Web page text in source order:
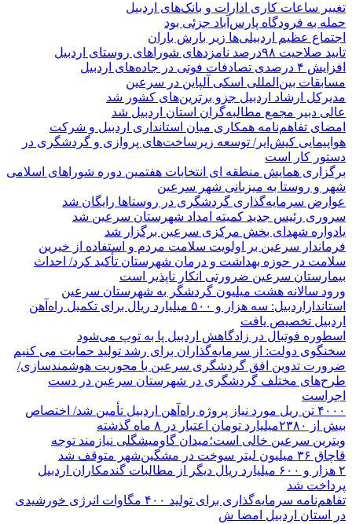
تغییر ساعات کاری ادارات و بانک‌های اردبیل
حمله به فرودگاه پارس‌‌آباد جزئی بود
اجتماع عظیم اردبیلی‌ها زیر بارش باران
تایید صلاحیت ۹۸درصد نامزدهای شوراهای روستای اردبیل
افزایش ۴ درصدی تصادفات فوتی در جاده‌های اردبیل
مسابقات بین‌المللی اسکی آلپاین در سرعین
مدیرکل ارشاد اردبیل جزو برترین‌های کشور شد
عالی دبیر مجمع مطالبه‌گران استان اردبیل شد
امضای تفاهم‌نامه همکاری میان استانداری اردبیل و شرکت
هواپیمایی کیش‌ایر/ توسعه زیرساخت‌های پروازی و گردشگری در
دستور کار است
برگزاری همایش منطقه ای انتخابات هفتمین دوره شوراهای اسلامی
شهر و روستا به میزبانی شهر سرعین
عوارض سرمایه‌گذاری گردشگری در روستاها رایگان شد
سروری رئیس جدید کمیته امداد شهرستان سرعین شد
یادواره شهدای بخش مرکزی سرعین برگزار شد
فرماندار سرعین بر اولویت سلامت مردم و استفاده از خیرین
سلامت در حوزه بهداشت و درمان شهرستان تأکید کرد/ احداث
بیمارستان سرعین ضرورتی انکار ناپذیر است
ورود سالانه هشت میلیون گردشگر به شهرستان سرعین
استانداراردبیل: سه هزار و ۵۰۰ میلیارد ریال برای تکمیل راه‌آهن
اردبیل تخصیص یافت
اسطوره فوتبال در زادگاهش اردبیل پا به توپ می‌شود
سخنگوی دولت: از سرمایه‌گذاران برای رشد تولید حمایت می کنیم
ضرورت تدوین افق گردشگری سرعین با محوریت هوشمندسازی/
طرح‌های مختلف گردشگری در شهرستان سرعین در دست
اجراست
۴۰۰۰ تن ریل مورد نیاز پروژه راه‌آهن اردبیل تأمین شد/ اختصاص
بیش از ۲۳۸۰میلیارد تومان اعتبار در ۸ ماه گذشته
ویترین سرعین خالی است؛میدان گاومیشگلی نیازمند توجه
قاچاق ۳۶ میلیون لیتر سوخت در مشگین‌شهر متوقف شد
۲ هزار و ۶۰۰‌ میلیارد ریال دیگر از مطالبات گندمکاران اردبیل
پرداخت شد
تفاهم‌نامه سرمایه‌گذاری برای تولید ۴۰۰ مگاوات انرژی خورشیدی
در استان اردبیل امضا ش